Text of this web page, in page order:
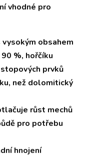
vhodné pro
obsahem
%, hořčíku
prvků
než dolomitický
růst mechů
pro potřebu
hnojení